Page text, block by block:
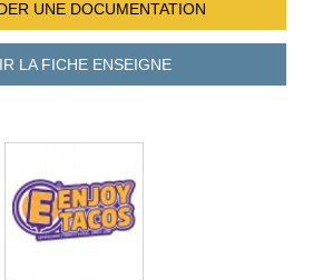
UNE DOCUMENTATION
LA FICHEENSEIGNE